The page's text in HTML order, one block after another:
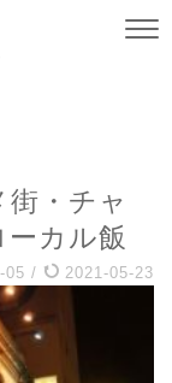
・チャ
カル飯
05 / 2021-05-23